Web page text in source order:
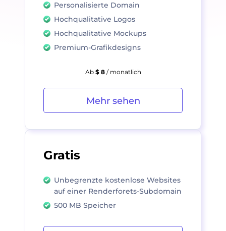
Gratis
Unbegrenzte kostenlose Websites
auf einer Renderforets-Subdomain
500 MB Speicher
Personalisierte Domain
Hochqualitative Logos
Hochqualitative Mockups
Premium-Grafikdesigns
Ab $ 8/ monatlich
Mehr sehen